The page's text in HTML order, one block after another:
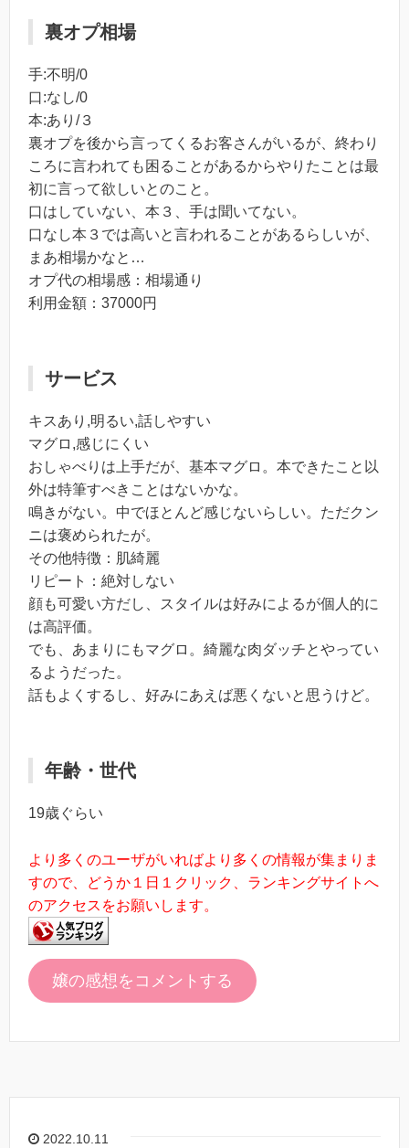
裏オプ相場
手:不明/0
口:なし/0
本:あり/３
裏オプを後から言ってくるお客さんがいるが、終わり
ころに言われても困ることがあるからやりたことは最
初に言って欲しいとのこと。
口はしていない、本３、手は聞いてない。
口なし本３では高いと言われることがあるらしいが、
まあ相場かなと…
オプ代の相場感：相場通り
利用金額：37000円
サービス
キスあり,明るい,話しやすい
マグロ,感じにくい
おしゃべりは上手だが、基本マグロ。本できたこと以
外は特筆すべきことはないかな。
鳴きがない。中でほとんど感じないらしい。ただクン
ニは褒められたが。
その他特徴：肌綺麗
リピート：絶対しない
顔も可愛い方だし、スタイルは好みによるが個人的に
は高評価。
でも、あまりにもマグロ。綺麗な肉ダッチとやってい
るようだった。
話もよくするし、好みにあえば悪くないと思うけど。
年齢・世代
19歳ぐらい
より多くのユーザがいればより多くの情報が集まりま
すので、どうか１日１クリック、ランキングサイトへ
のアクセスをお願いします。
嬢の感想をコメントする
2022.10.11